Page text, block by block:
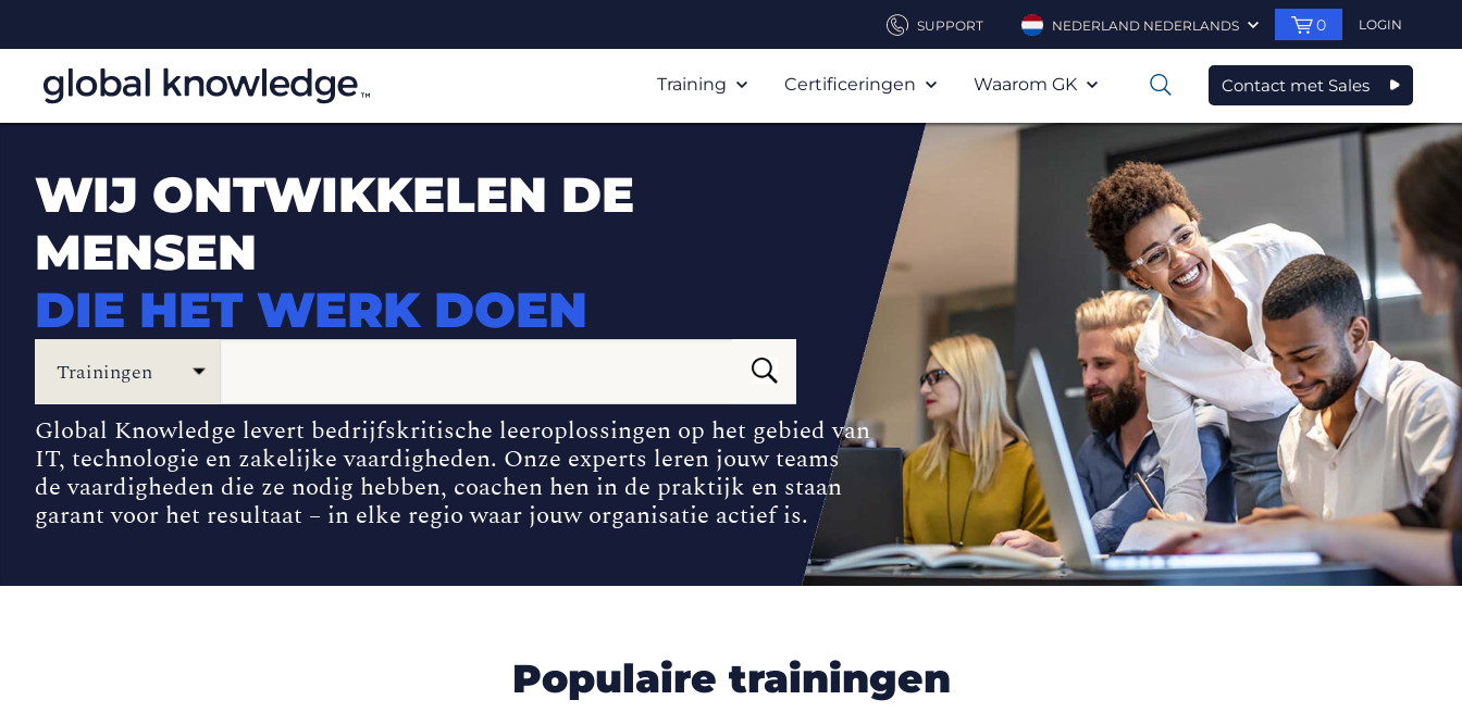
SUPPORT NEDERLAND NEDERLANDS 0 LOGIN
Training Certificeringen Waarom GK 0 Contact met Sales
WIJ ONTWIKKELEN DE
MENSEN
DIE HET WERK DOEN
Trainingen
Global Knowledge levert bedrijfskritische leeroplossingen op het gebied van
IT, technologie en zakelijke vaardigheden. Onze experts leren jouw teams
de vaardigheden die ze nodig hebben, coachen hen in de praktijk en staan
garant voor het resultaat – in elke regio waar jouw organisatie actief is.
Populaire trainingen